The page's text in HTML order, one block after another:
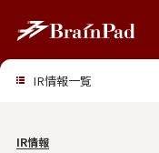
IR情報
IR情報一覧